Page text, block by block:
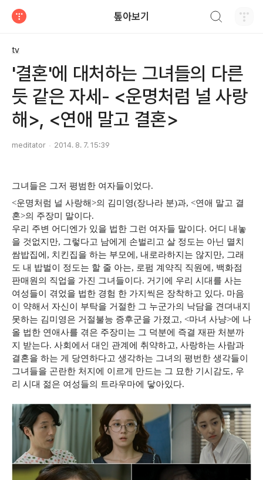
톺아보기
tv
'결혼'에 대처하는 그녀들의 다른
듯 같은 자세- <운명처럼 널 사랑
해>, <연애 말고 결혼>
meditator 2014. 8. 7. 15:39
그녀들은 그저 평범한 여자들이었다.
<운명처럼 널 사랑해>의 김미영(장나라 분)과, <연애 말고 결
혼>의 주장미 말이다.
우리 주변 어디엔가 있을 법한 그런 여자들 말이다. 어디 내놓
을 것없지만, 그렇다고 남에게 손벌리고 살 정도는 아닌 멸치
쌈밥집에, 치킨집을 하는 부모에, 내로라하지는 않지만, 그래
도 내 밥벌이 정도는 할 줄 아는, 로펌 계약직 직원에, 백화점
판매원의 직업을 가진 그녀들이다. 거기에 우리 시대를 사는
여성들이 겪었을 법한 경험 한 가지씩은 장착하고 있다. 마음
이 약해서 자신이 부탁을 거절한 그 누군가의 낙담을 견뎌내지
못하는 김미영은 거절불능 증후군을 가졌고, <마녀 사냥>에 나
올 법한 연애사를 겪은 주장미는 그 덕분에 즉결 재판 처분까
지 받는다. 사회에서 대인 관계에 취약하고, 사랑하는 사람과
결혼을 하는 게 당연하다고 생각하는 그녀의 평번한 생각들이
그녀들을 곤란한 처지에 이르게 만드는 그 묘한 기시감도, 우
리 시대 젊은 여성들의 트라우마에 닿아있다.